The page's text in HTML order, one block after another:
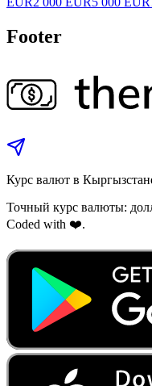
Footer
Курс валют в
Точный курс валюты:
Coded with ❤️.